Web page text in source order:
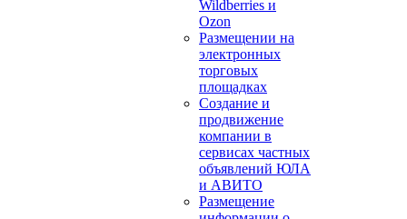
Wildberries и
Ozon
Размещении на
электронных
торговых
площадках
Создание и
продвижение
компании в
сервисах частных
объявлений ЮЛА
и АВИТО
Размещение